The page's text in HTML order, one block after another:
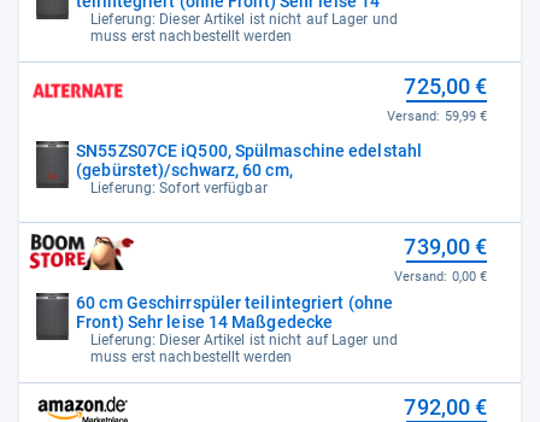
Lieferung: Dieser Artikel ist nicht auf Lager und
muss erst nachbestellt werden
SN55ZS07CE iQ500, Spülmaschine edelstahl
(gebürstet)/schwarz, 60 cm,
Lieferung: Sofort verfügbar
725,00 €
Versand: 59,99 €
60 cm Geschirrspüler teilintegriert (ohne
Front) Sehr leise 14 Maßgedecke
Lieferung: Dieser Artikel ist nicht auf Lager und
muss erst nachbestellt werden
739,00 €
Versand: 0,00 €
792,00 €